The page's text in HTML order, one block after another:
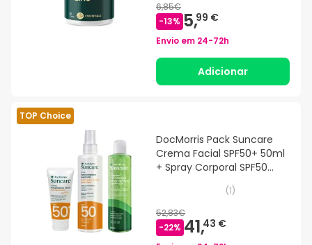
6,85€
-13% 5,99 €
Envio em 24-72h
Adicionar
TOP Choice
DocMorris Pack Suncare
Crema Facial SPF50+ 50ml
+ Spray Corporal SPF50
(1)
52,83€
-22% 41,43 €